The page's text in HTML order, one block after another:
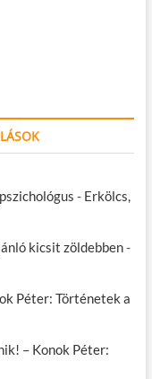
- Erkölcs,
kicsit zöldebben-
Péter: Történetek a
– Konok Péter: